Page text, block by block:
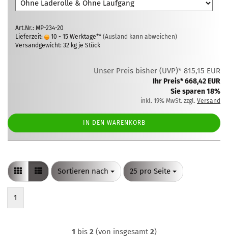
Art.Nr.: MP-234-20
Lieferzeit:
10 - 15 Werktage** (Ausland kann abweichen)
Versandgewicht: 32 kg je Stück
Unser Preis bisher (UVP)* 815,15 EUR
Ihr Preis* 668,42 EUR
Sie sparen 18%
inkl. 19% MwSt. zzgl. Versand
IN DEN WARENKORB
Sortieren nach
Sortieren nach 25 pro Seite
pro Seite
1
1 bis 2(von insgesamt2)